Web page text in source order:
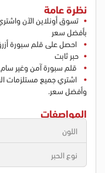
نظرة عامة
تسوق أونلاين الآن
بأفضل سعر
احصل على قلم سبورة
حبر ثابت
قلم سبورة آمن وغير سام
اشتري جميع مستلزمات
وأفضل سعر.
المواصفات
اللون
نوع الحبر